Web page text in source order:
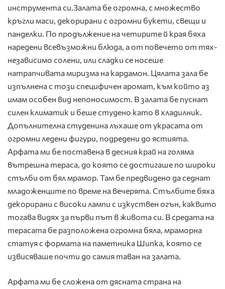
инструмента си.Залата бе огромна, с множество
кръгли маси, декорирани с огромни букети, свещи и
панделки. По продължение на четирите й края бяха
наредени всевъзможни блюда, а от повечето от тях-
независимо солени, или сладки се носеше
натрапчивата миризма на кардамон. Цялата зала бе
изпълнена с този специфичен аромат, към който аз
имам особен вид непоносимост. В залата бе пуснат
силен климатик и беше студено като в хладилник.
Допълнителна студенина лъхаше от украсата от
огромни ледени фигури, подредени до ястията.
Арфата ми бе поставена в десния край на голяма
вътрешна тераса, до която се достигаше по широки
стълби от бял мрамор. Там бе предвидено да седнат
младоженците по време на вечерята. Стълбите бяха
декорирани с високи лампи с изкуствен огън, каквито
тогава видях за първи път в живота си. В средата на
терасата бе разположена огромна бяла, мраморна
статуя с формата на паметника Шипка, която се
извисяваше почти до самия таван на залата.
Арфата ми бе сложена от дясната страна на